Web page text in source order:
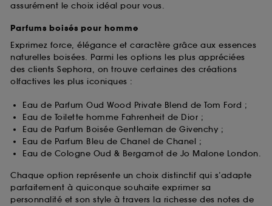
assurément le choix idéal pour vous.
Parfums boisés pour homme
Exprimez force, élégance et caractère grâce aux essences
naturelles boisées. Parmi les options les plus appréciées
des clients Sephora, on trouve certaines des créations
olfactives les plus iconiques :
Eau de Parfum Oud Wood Private Blend de Tom Ford ;
Eau de Toilette homme Fahrenheit de Dior ;
Eau de Parfum Boisée Gentleman de Givenchy ;
Eau de Parfum Bleu de Chanel de Chanel ;
Eau de Cologne Oud & Bergamot de Jo Malone London.
Chaque option représente un choix distinctif qui s’adapte
parfaitement à quiconque souhaite exprimer sa
personnalité et son style à travers la richesse des notes de